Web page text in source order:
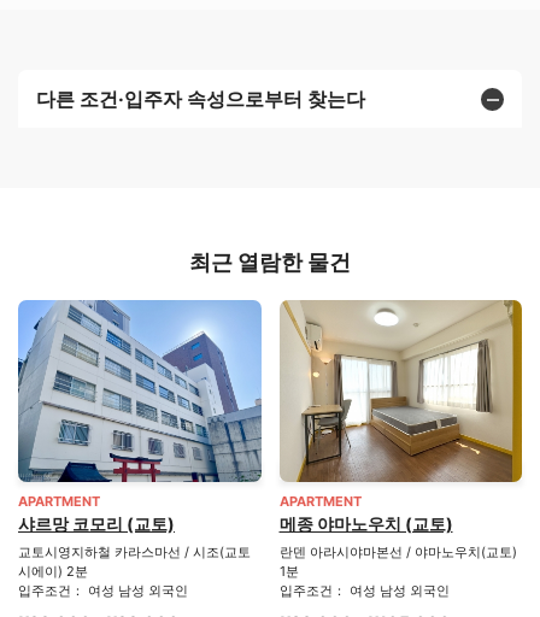
다른 조건·입주자 속성으로부터 찾는다
최근 열람한 물건
APARTMENT
샤르망 코모리 (교토)
교토시영지하철 카라스마선 / 시조(교토
시에이) 2분
입주조건： 여성 남성 외국인
APARTMENT
메종 야마노우치 (교토)
란덴 아라시야마본선 / 야마노우치(교토)
1분
입주조건： 여성 남성 외국인